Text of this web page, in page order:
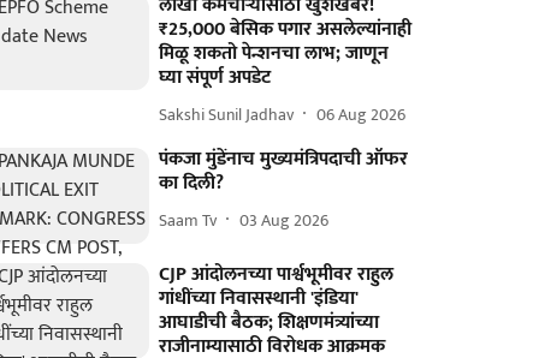
₹25,000 बेसिक पगार असलेल्यांनाही
मिळू शकतो पेन्शनचा लाभ; जाणून
घ्या संपूर्ण अपडेट
Sakshi Sunil Jadhav 06 Aug 2026
पंकजा मुंडेंनाच मुख्यमंत्रिपदाची ऑफर
का दिली?
Saam Tv 03 Aug 2026
CJP आंदोलनच्या पार्श्वभूमीवर राहुल
गांधींच्या निवासस्थानी 'इंडिया'
आघाडीची बैठक; शिक्षणमंत्र्यांच्या
राजीनाम्यासाठी विरोधक आक्रमक